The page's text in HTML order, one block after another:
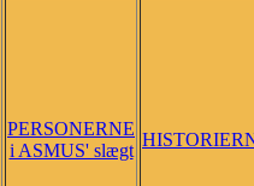
PERSONERNE
i ASMUS' slægt